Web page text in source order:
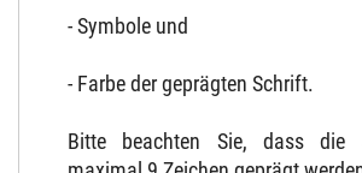
- Symbole und
- Farbe der geprägten Schrift.
Bitte beachten Sie, dass die